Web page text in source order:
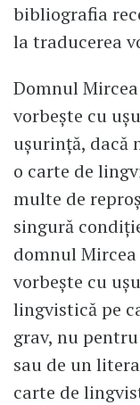
bibliografia
la traducerea
Domnul
vorbește cu
ușurință, dacă
o carte de
multe de
singură
domnul
vorbește cu
lingvistică pe
grav, nu
sau de un
carte de